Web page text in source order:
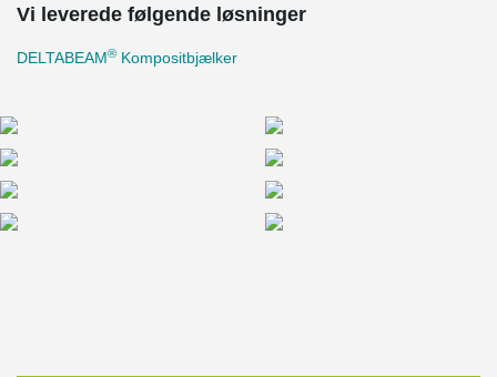
Vi leverede følgende løsninger
DELTABEAM® Kompositbjælker